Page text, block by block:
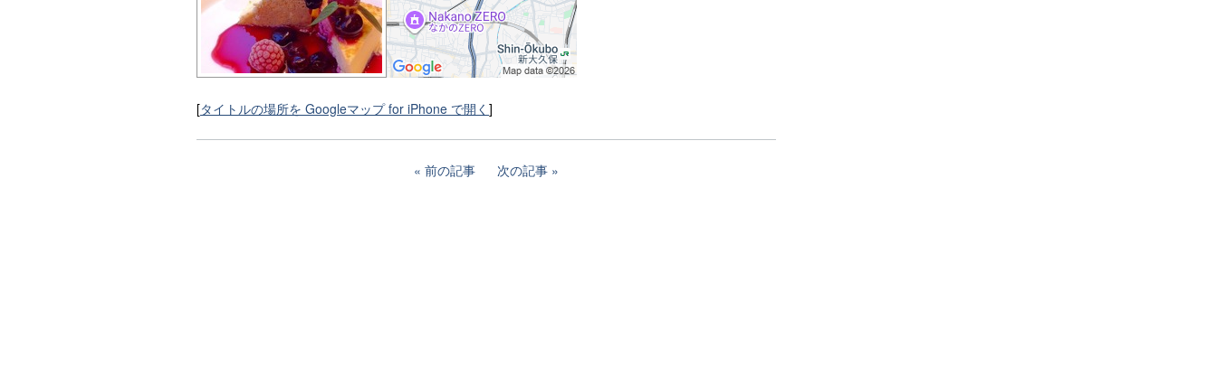
[タイトルの場所を Googleマップ for iPhone で開く ]
前の記事 次の記事